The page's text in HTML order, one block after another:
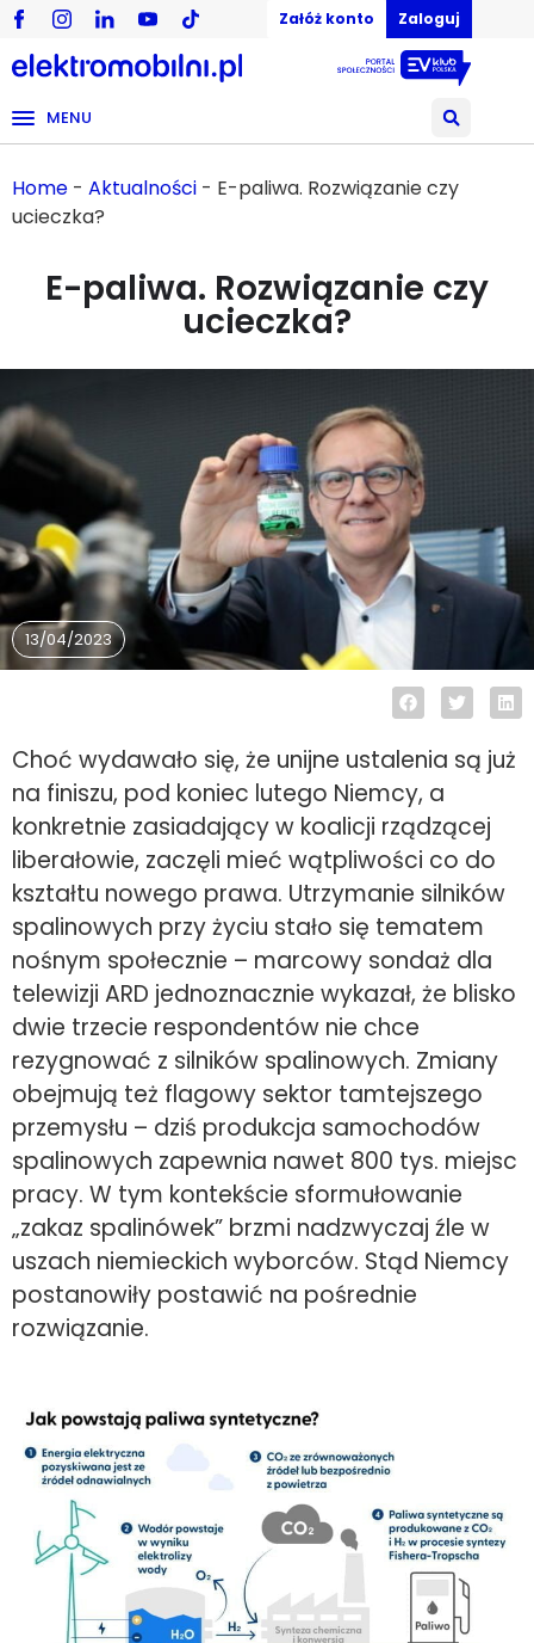
Załóż konto Zaloguj
MENU
Home - Aktualności - E-paliwa. Rozwiązanie czy
ucieczka?
E-paliwa. Rozwiązanie czy
ucieczka?
13/04/2023
Choć wydawało się, że unijne ustalenia są już
na finiszu, pod koniec lutego Niemcy, a
konkretnie zasiadający w koalicji rządzącej
liberałowie, zaczęli mieć wątpliwości co do
kształtu nowego prawa. Utrzymanie silników
spalinowych przy życiu stało się tematem
nośnym społecznie – marcowy sondaż dla
telewizji ARD jednoznacznie wykazał, że blisko
dwie trzecie respondentów nie chce
rezygnować z silników spalinowych. Zmiany
obejmują też flagowy sektor tamtejszego
przemysłu – dziś produkcja samochodów
spalinowych zapewnia nawet 800 tys. miejsc
pracy. W tym kontekście sformułowanie
„zakaz spalinówek” brzmi nadzwyczaj źle w
uszach niemieckich wyborców. Stąd Niemcy
postanowiły postawić na pośrednie
rozwiązanie.